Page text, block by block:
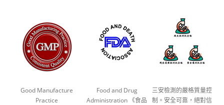
Good Manufacture
Practice
Food and Drug
Administration 《食品
三安檢測的嚴格質量控
制。安全可靠，絕對信